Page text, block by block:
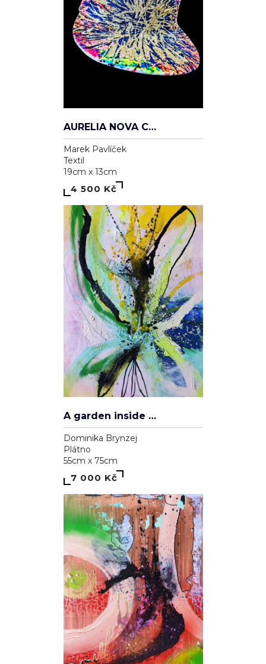
AURELIA NOVA CAP
Marek Pavlíček
Textil
19cm x 13cm
4 500 Kč
A garden inside me
Dominika Brynzej
Plátno
55cm x 75cm
7 000 Kč